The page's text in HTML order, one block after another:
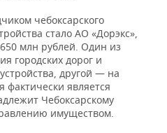
чебоксарского
стало АО «Дорэкс»,
млн рублей. Один из
городских дорог и
другой — на
фактически является
Чебоксарскому
имуществом.